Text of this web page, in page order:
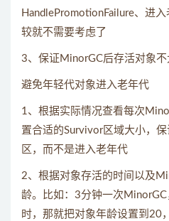
HandlePromotionFailure、进
较就不需要考虑了
3、保证MinorGC后存活对象不
避免年轻代对象进入老年代
1、根据实际情况查看每次
置合适的Survivor区域大小，
区，而不是进入老年代
2、根据对象存活的时间以及
龄。比如：3分钟一次
时，那就把对象年龄设置到20